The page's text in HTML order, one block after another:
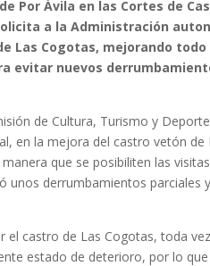
Por Ávila en las Cortes de
a la Administración
Las Cogotas, mejorando
evitar nuevos
de Cultura, Turismo y
en la mejora del castro vetón
que se posibiliten las
derrumbamientos parciales
el castro de Las Cogotas, toda
estado de deterioro, por lo